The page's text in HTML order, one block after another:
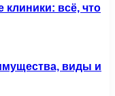
всё, что
виды и